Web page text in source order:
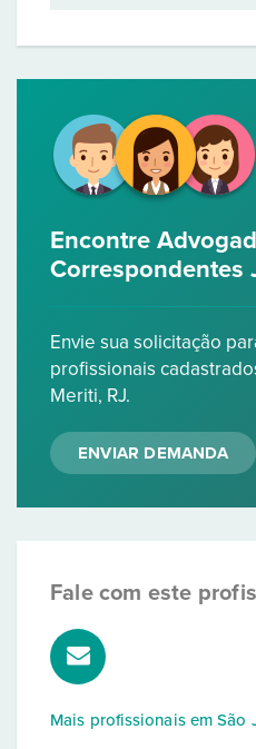
Encontre
Correspondentes
Envie sua solicitação
profissionais
Meriti, RJ.
ENVIAR DEMANDA
Fale com este
Mais profissionais emSão